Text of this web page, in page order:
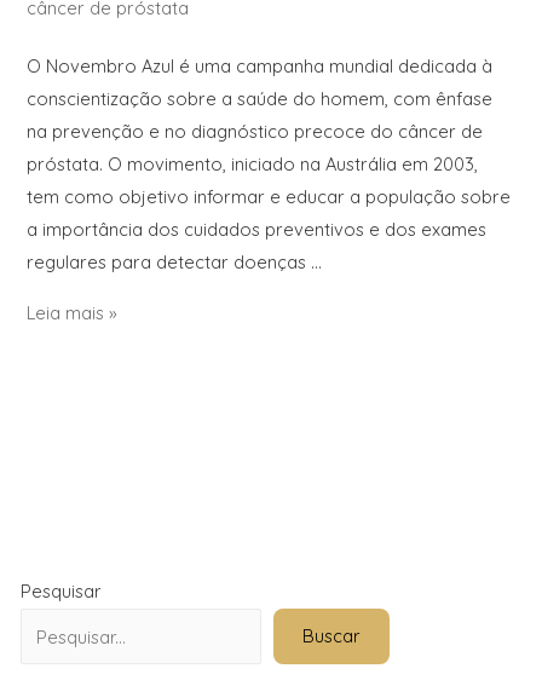
O Novembro Azul é uma campanha mundial dedicada à
conscientização sobre a saúde do homem, com ênfase
na prevenção e no diagnóstico precoce do câncer de
próstata. O movimento, iniciado na Austrália em 2003,
tem como objetivo informar e educar a população sobre
a importância dos cuidados preventivos e dos exames
regulares para detectar doenças …
Leia mais »
Pesquisar
Buscar